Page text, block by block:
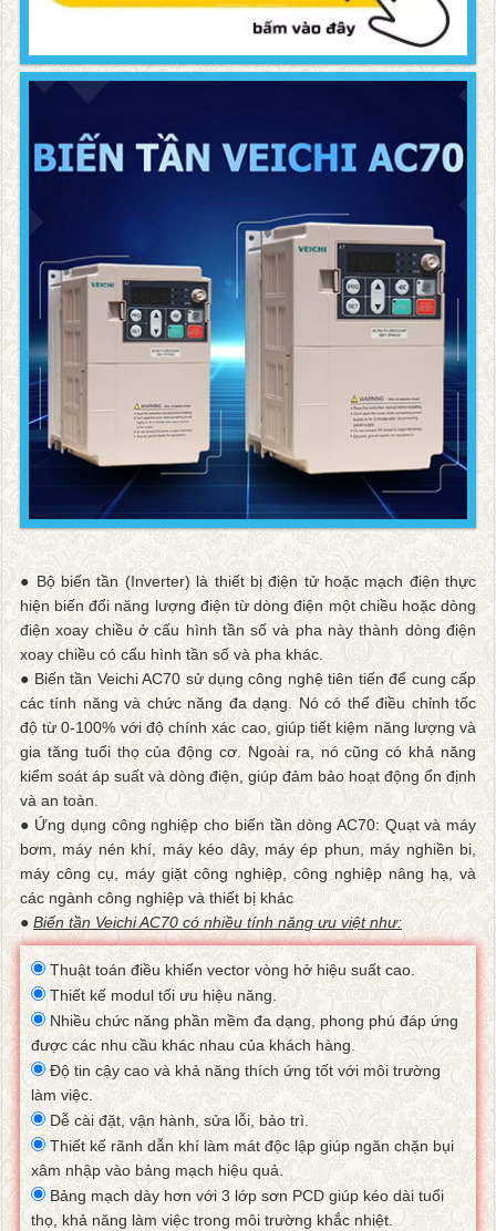
● Bộ biến tần (Inverter) là thiết bị điện tử hoặc mạch điện thực
hiện biến đổi năng lượng điện từ dòng điện một chiều hoặc dòng
điện xoay chiều ở cấu hình tần số và pha này thành dòng điện
xoay chiều có cấu hình tần số và pha khác.
● Biến tần Veichi AC70 sử dụng công nghệ tiên tiến để cung cấp
các tính năng và chức năng đa dạng. Nó có thể điều chỉnh tốc
độ từ 0-100% với độ chính xác cao, giúp tiết kiệm năng lượng và
gia tăng tuổi thọ của động cơ. Ngoài ra, nó cũng có khả năng
kiểm soát áp suất và dòng điện, giúp đảm bảo hoạt động ổn định
và an toàn.
● Ứng dụng công nghiệp cho biến tần dòng AC70: Quạt và máy
bơm, máy nén khí, máy kéo dây, máy ép phun, máy nghiền bi,
máy công cụ, máy giặt công nghiệp, công nghiệp nâng hạ, và
các ngành công nghiệp và thiết bị khác
● Biến tần Veichi AC70 có nhiều tính năng ưu việt như:
Thuật toán điều khiển vector vòng hở hiệu suất cao.
Thiết kế modul tối ưu hiệu năng.
Nhiều chức năng phần mềm đa dạng, phong phú đáp ứng
được các nhu cầu khác nhau của khách hàng.
Độ tin cậy cao và khả năng thích ứng tốt với môi trường
làm việc.
Dễ cài đặt, vận hành, sửa lỗi, bảo trì.
Thiết kế rãnh dẫn khí làm mát độc lập giúp ngăn chặn bụi
xâm nhập vào bảng mạch hiệu quả.
Bảng mạch dày hơn với 3 lớp sơn PCD giúp kéo dài tuổi
thọ, khả năng làm việc trong môi trường khắc nhiệt.